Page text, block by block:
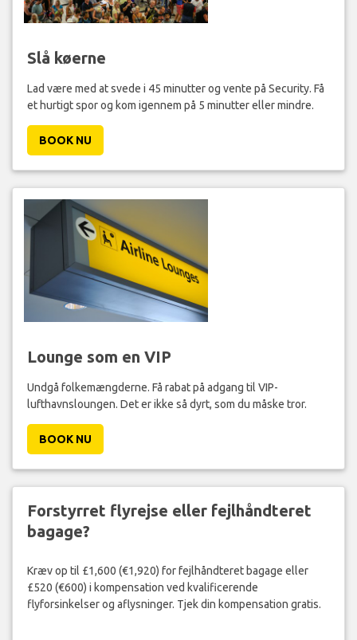
Slå køerne
Lad være med at svede i 45 minutter og vente på Security. Få
et hurtigt spor og kom igennem på 5 minutter eller mindre.
BOOK NU
Lounge som en VIP
Undgå folkemængderne. Få rabat på adgang til VIP-
lufthavnsloungen. Det er ikke så dyrt, som du måske tror.
BOOK NU
Forstyrret flyrejse eller fejlhåndteret
bagage?
Kræv op til £1,600 (€1,920) for fejlhåndteret bagage eller
£520 (€600) i kompensation ved kvalificerende
flyforsinkelser og aflysninger. Tjek din kompensation gratis.